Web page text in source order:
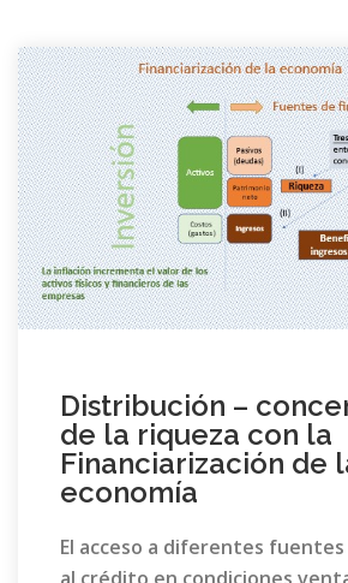
Distribución –
de la riqueza con la
Financiarización de
economía
El acceso a diferentes